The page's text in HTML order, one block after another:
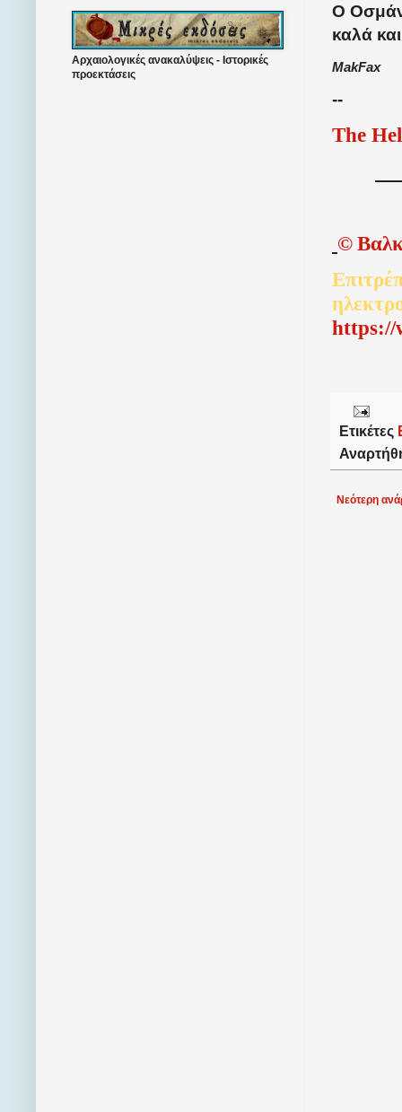
Ο
καλά
MakFax
--
The
©
https://
Ετικέτες
Νεότερη
Αρχαιολογικές ανακαλύψεις - Ιστορικές
προεκτάσεις